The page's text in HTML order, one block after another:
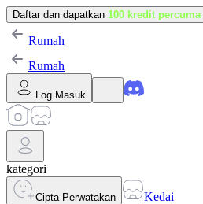
Daftar dan dapatkan 100 kredit percuma
Rumah
Rumah
Log Masuk
kategori
Cipta Perwatakan
Kedai